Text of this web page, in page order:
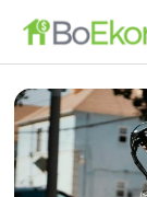
Hoppa